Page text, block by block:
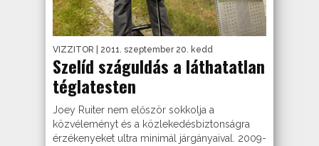
VIZZITOR | 2011. szeptember 20. kedd
Szelíd száguldás a láthatatlan
téglatesten
Joey Ruiter nem először sokkolja a
közvéleményt és a közlekedésbiztonságra
érzékenyeket ultra minimál járgányaival. 2009-